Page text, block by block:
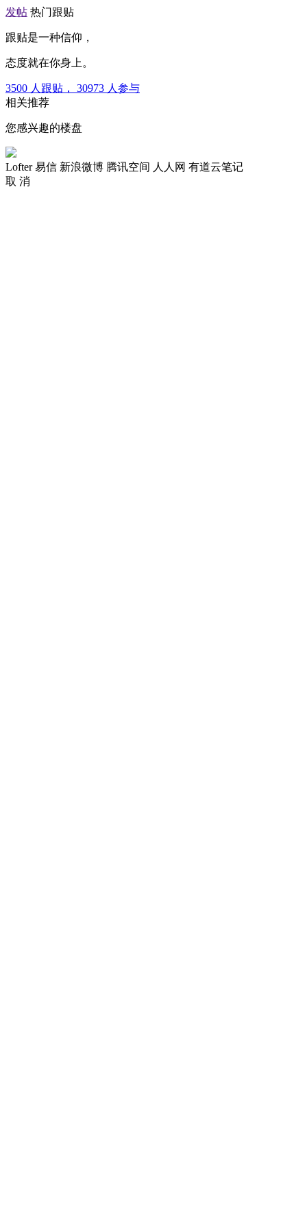
发帖 热门跟贴
跟贴是一种信仰，
态度就在你身上。
3500 人跟贴， 30973 人参与
相关推荐
您感兴趣的楼盘
Lofter 易信 新浪微博 腾讯空间 人人网 有道云笔记
取 消